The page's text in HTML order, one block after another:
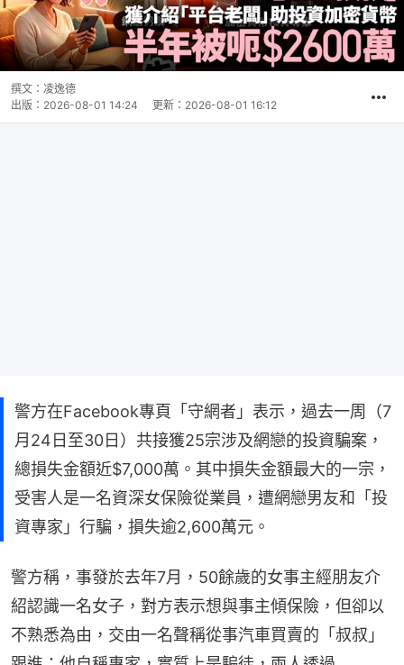
撰文： 凌逸德
出版： 2026-08-01 14:24 更新： 2026-08-01 16:12
警方在Facebook專頁「守網者」表示，過去一周（7
月24日至30日）共接獲25宗涉及網戀的投資騙案，
總損失金額近$7,000萬。其中損失金額最大的一宗，
受害人是一名資深女保險從業員，遭網戀男友和「投
資專家」行騙，損失逾2,600萬元。
警方稱，事發於去年7月，50餘歲的女事主經朋友介
紹認識一名女子，對方表示想與事主傾保險，但卻以
不熟悉為由，交由一名聲稱從事汽車買賣的「叔叔」